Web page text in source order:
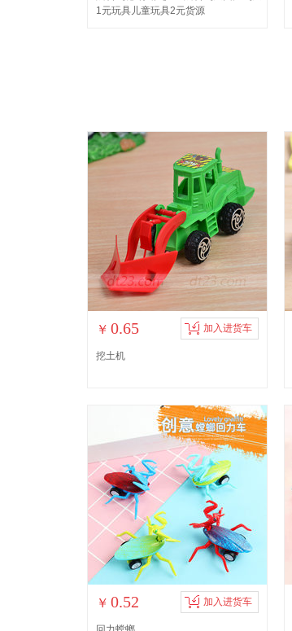
1元玩具儿童玩具2元货源
￥ 0.65 加入进货车
挖土机
￥ 0.52 加入进货车